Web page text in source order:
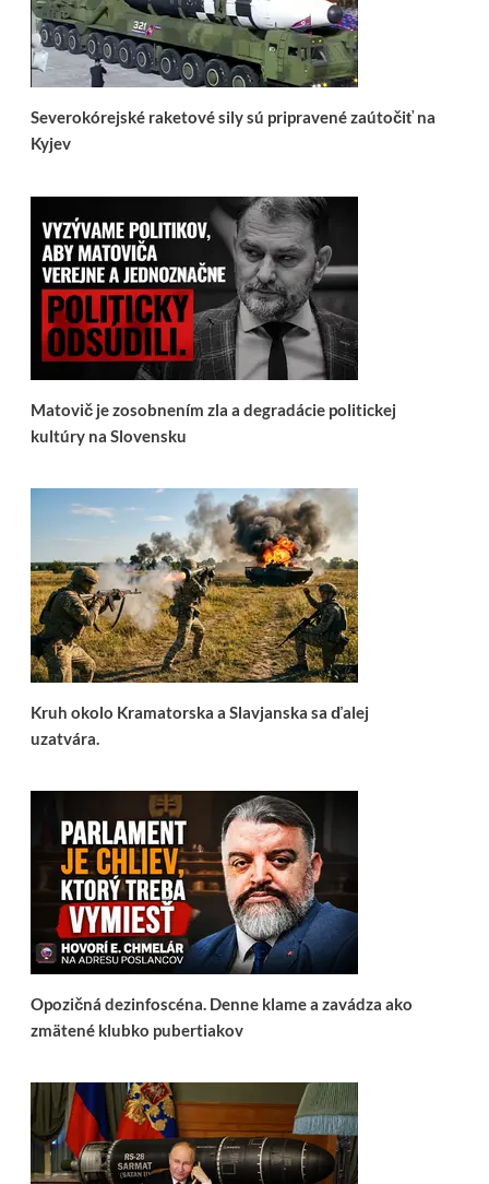
Severokórejské raketové sily sú pripravené zaútočiť na
Kyjev
Matovič je zosobnením zla a degradácie politickej
kultúry na Slovensku
Kruh okolo Kramatorska a Slavjanska sa ďalej
uzatvára.
Opozičná dezinfoscéna. Denne klame a zavádza ako
zmätené klubko pubertiakov